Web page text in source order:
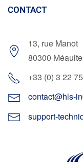
CONTACT
13, rue Manot
80300
+33 (0) 3 22
contact@hls-
support-